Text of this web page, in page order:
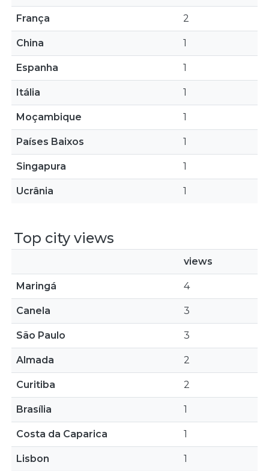
França 2
China 1
Espanha 1
Itália 1
Moçambique 1
Países Baixos 1
Singapura 1
Ucrânia 1
Top city views
views
Maringá 4
Canela 3
São Paulo 3
Almada 2
Curitiba 2
Brasília 1
Costa da Caparica 1
Lisbon 1